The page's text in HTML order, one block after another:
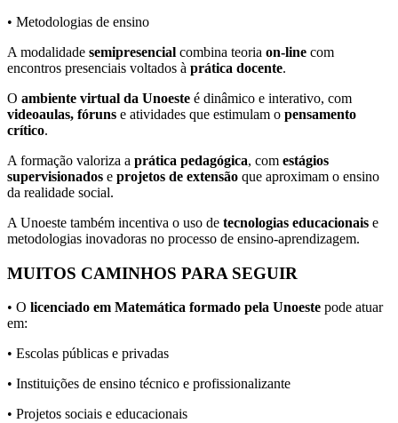
• Metodologias de ensino
A modalidade semipresencial combina teoria on-line com
encontros presenciais voltados à prática docente.
O ambiente virtual da Unoeste é dinâmico e interativo, com
videoaulas, fóruns e atividades que estimulam o pensamento
crítico.
A formação valoriza a prática pedagógica, com estágios
supervisionados e projetos de extensão que aproximam o ensino
da realidade social.
A Unoeste também incentiva o uso de tecnologias educacionais e
metodologias inovadoras no processo de ensino-aprendizagem.
MUITOS CAMINHOS PARA SEGUIR
• O licenciado em Matemática formado pela Unoeste pode atuar
em:
• Escolas públicas e privadas
• Instituições de ensino técnico e profissionalizante
• Projetos sociais e educacionais